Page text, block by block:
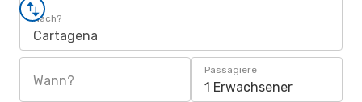
Nach?
Cartagena
Wann?
Passagiere
1 Erwachsener